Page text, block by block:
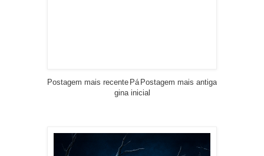
Postagem mais recente Postagem mais antiga
Pá
gina inicial